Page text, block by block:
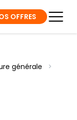
OFFRES
générale
>